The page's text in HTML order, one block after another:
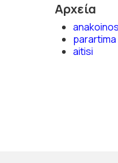
Αρχεία
parartima
aitisi